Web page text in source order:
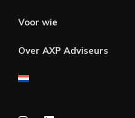
Voor wie
Over AXP Adviseurs